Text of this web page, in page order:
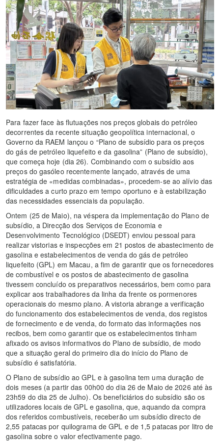
Para fazer face às flutuações nos preços globais do petróleo
decorrentes da recente situação geopolítica internacional, o
Governo da RAEM lançou o “Plano de subsídio para os preços
do gás de petróleo liquefeito e da gasolina” (Plano de subsídio),
que começa hoje (dia 26). Combinando com o subsídio aos
preços do gasóleo recentemente lançado, através de uma
estratégia de «medidas combinadas», procedem-se ao alívio das
dificuldades a curto prazo em tempo oportuno e à estabilização
das necessidades essenciais da população.
Ontem (25 de Maio), na véspera da implementação do Plano de
subsídio, a Direcção dos Serviços de Economia e
Desenvolvimento Tecnológico (DSEDT) enviou pessoal para
realizar vistorias e inspecções em 21 postos de abastecimento de
gasolina e estabelecimentos de venda do gás de petróleo
liquefeito (GPL) em Macau, a fim de garantir que os fornecedores
de combustível e os postos de abastecimento de gasolina
tivessem concluído os preparativos necessários, bem como para
explicar aos trabalhadores da linha da frente os pormenores
operacionais do mesmo plano. A vistoria abrange a verificação
do funcionamento dos estabelecimentos de venda, dos registos
de fornecimento e de venda, do formato das informações nos
recibos, bem como garantir que os estabelecimentos tinham
afixado os avisos informativos do Plano de subsídio, de modo
que a situação geral do primeiro dia do início do Plano de
subsídio é satisfatória.
O Plano de subsídio ao GPL e à gasolina tem uma duração de
dois meses (a partir das 00h00 do dia 26 de Maio de 2026 até às
23h59 do dia 25 de Julho). Os beneficiários do subsídio são os
utilizadores locais de GPL e gasolina, que, aquando da compra
dos referidos combustíveis, receberão um subsídio directo de
2,55 patacas por quilograma de GPL e de 1,5 patacas por litro de
gasolina sobre o valor efectivamente pago.